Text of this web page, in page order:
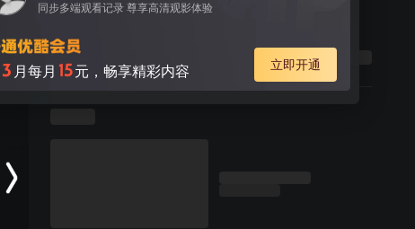
同步多端观看记录 尊享高清观影体验
3 月每月 15元，畅享精彩内容 立即开通